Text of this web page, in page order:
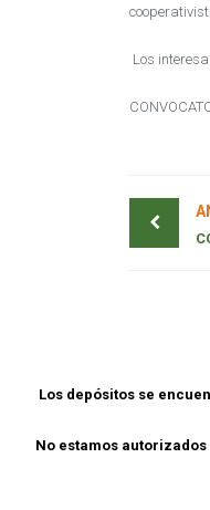
Los
Los depósitos se
No estamos